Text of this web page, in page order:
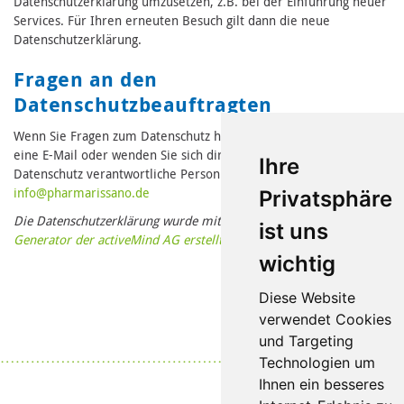
Ihre
Privatsphäre
ist uns
wichtig
Diese Website
verwendet Cookies
und Targeting
Technologien um
Ihnen ein besseres
Services. Für Ihren erneuten Besuch gilt dann die neue
Datenschutzerklärung.
Fragen an den
Datenschutzbeauftragten
Wenn Sie Fragen zum Datenschutz haben, schreiben Sie uns bitte
eine E-Mail oder wenden Sie sich direkt an die für den
Datenschutz verantwortliche Person in unserer Organisation:
info@pharmarissano.de
Die Datenschutzerklärung wurde mit dem
Datenschutzerklärungs-
Generator der activeMind AG erstellt
Datenschutz |Impressum